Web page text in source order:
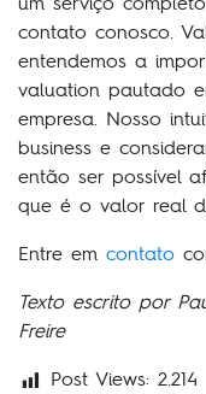
contato conosco.
entendemos a
valuation pautado
empresa. Nosso
business e
então ser possível
que é o valor real
Entre em contato
Texto escrito por
Freire
Post Views: 2.214